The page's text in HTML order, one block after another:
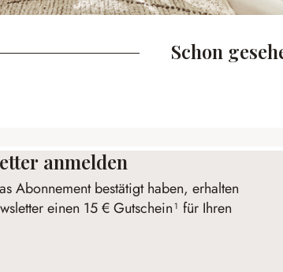
Schon
anmelden
Abonnement bestätigt haben, erhalten
einen 15 € Gutschein¹ für Ihren